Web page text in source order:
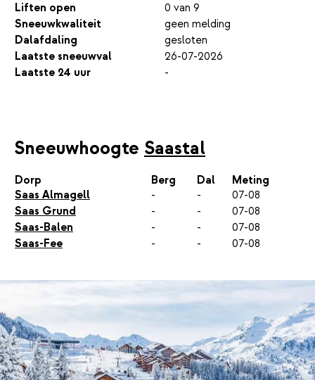
Liften open
0 van 9
Sneeuwkwaliteit
geen melding
Dalafdaling
gesloten
Laatste sneeuwval
26-07-2026
Laatste 24 uur
-
Sneeuwhoogte Saastal
Dorp Berg Dal
Meting
Saas Almagell
- -
07-08
Saas Grund
- -
07-08
Saas-Balen
- -
07-08
Saas-Fee
- - 07-08